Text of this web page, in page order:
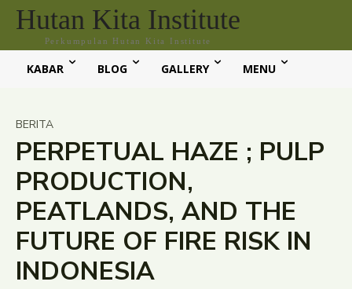
Hutan Kita Institute
Perkumpulan Hutan Kita Institute
KABAR BLOG GALLERY MENU
BERITA
PERPETUAL HAZE ; PULP
PRODUCTION,
PEATLANDS, AND THE
FUTURE OF FIRE RISK IN
INDONESIA